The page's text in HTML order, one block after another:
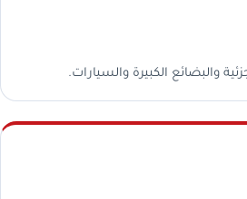
والبضائع الكبيرة والسيارات.